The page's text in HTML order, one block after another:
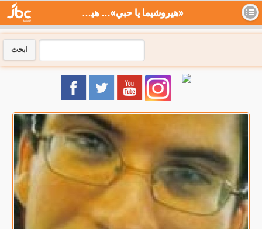
«هيروشيما يا حبي»… هيروشيما بصيغة أخرى - جي بي سي نيوز
ابحث